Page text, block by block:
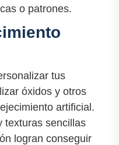
o patrones.
tus
óxidos y otros
artificial.
texturas sencillas
logran conseguir